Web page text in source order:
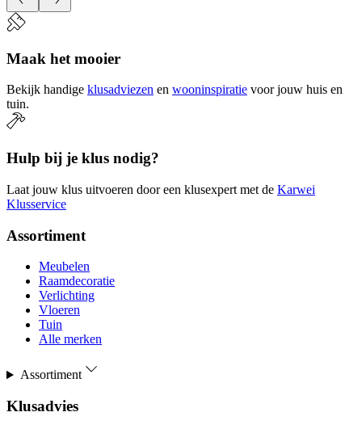
Maak het mooier
Bekijk handige klusadviezen en wooninspiratie voor jouw huis en
tuin.
Hulp bij je klus nodig?
Laat jouw klus uitvoeren door een klusexpert met de Karwei
Klusservice
Assortiment
Meubelen
Raamdecoratie
Verlichting
Vloeren
Tuin
Alle merken
Assortiment
Klusadvies